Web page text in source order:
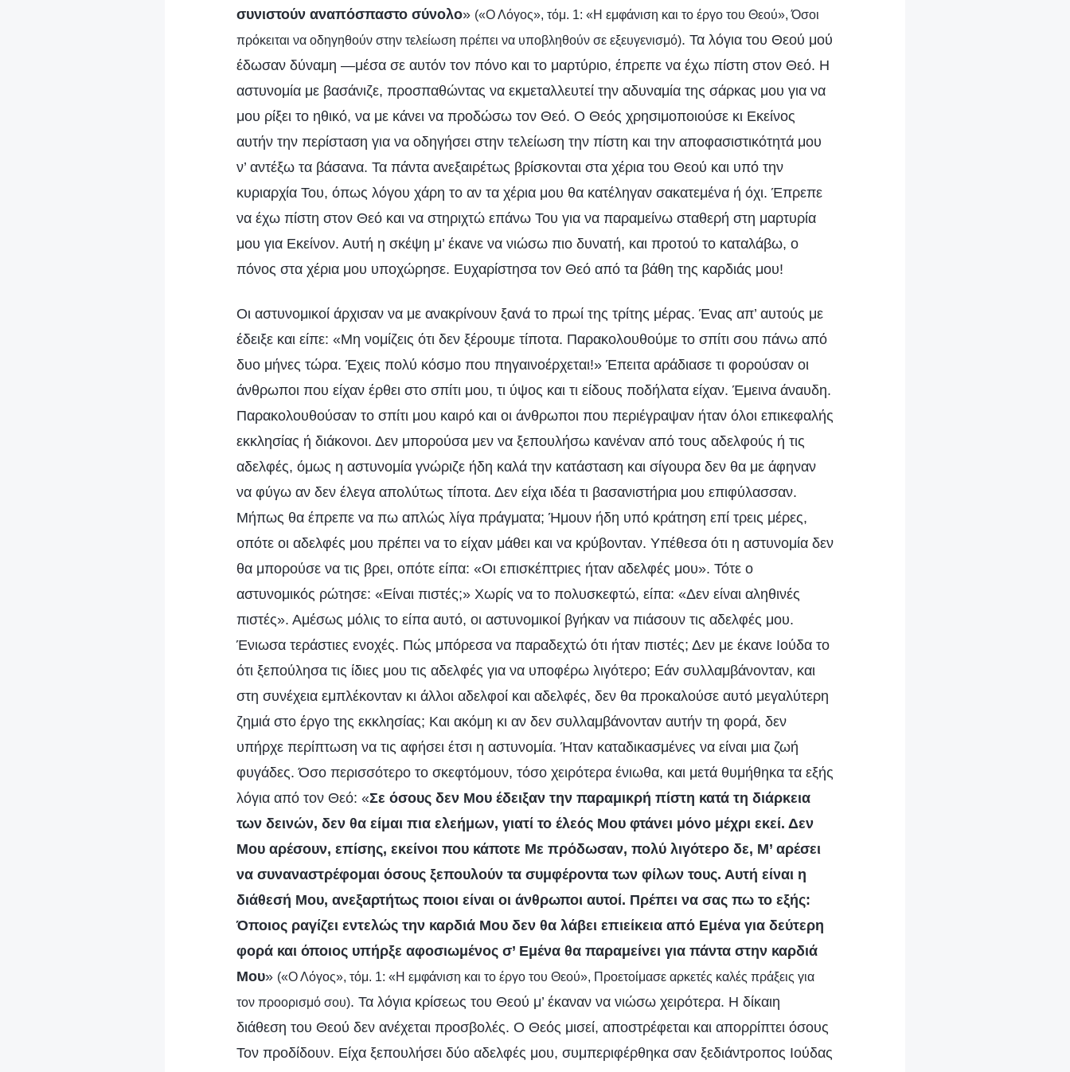
συνιστούν αναπόσπαστο σύνολο» («Ο Λόγος», τόμ. 1: «Η εμφάνιση και το έργο του Θεού», Όσοι
πρόκειται να οδηγηθούν στην τελείωση πρέπει να υποβληθούν σε εξευγενισμό). Τα λόγια του Θεού μού
έδωσαν δύναμη —μέσα σε αυτόν τον πόνο και το μαρτύριο, έπρεπε να έχω πίστη στον Θεό. Η
αστυνομία με βασάνιζε, προσπαθώντας να εκμεταλλευτεί την αδυναμία της σάρκας μου για να
μου ρίξει το ηθικό, να με κάνει να προδώσω τον Θεό. Ο Θεός χρησιμοποιούσε κι Εκείνος
αυτήν την περίσταση για να οδηγήσει στην τελείωση την πίστη και την αποφασιστικότητά μου
ν’ αντέξω τα βάσανα. Τα πάντα ανεξαιρέτως βρίσκονται στα χέρια του Θεού και υπό την
κυριαρχία Του, όπως λόγου χάρη το αν τα χέρια μου θα κατέληγαν σακατεμένα ή όχι. Έπρεπε
να έχω πίστη στον Θεό και να στηριχτώ επάνω Του για να παραμείνω σταθερή στη μαρτυρία
μου για Εκείνον. Αυτή η σκέψη μ’ έκανε να νιώσω πιο δυνατή, και προτού το καταλάβω, ο
πόνος στα χέρια μου υποχώρησε. Ευχαρίστησα τον Θεό από τα βάθη της καρδιάς μου!
Οι αστυνομικοί άρχισαν να με ανακρίνουν ξανά το πρωί της τρίτης μέρας. Ένας απ’ αυτούς με
έδειξε και είπε: «Μη νομίζεις ότι δεν ξέρουμε τίποτα. Παρακολουθούμε το σπίτι σου πάνω από
δυο μήνες τώρα. Έχεις πολύ κόσμο που πηγαινοέρχεται!» Έπειτα αράδιασε τι φορούσαν οι
άνθρωποι που είχαν έρθει στο σπίτι μου, τι ύψος και τι είδους ποδήλατα είχαν. Έμεινα άναυδη.
Παρακολουθούσαν το σπίτι μου καιρό και οι άνθρωποι που περιέγραψαν ήταν όλοι επικεφαλής
εκκλησίας ή διάκονοι. Δεν μπορούσα μεν να ξεπουλήσω κανέναν από τους αδελφούς ή τις
αδελφές, όμως η αστυνομία γνώριζε ήδη καλά την κατάσταση και σίγουρα δεν θα με άφηναν
να φύγω αν δεν έλεγα απολύτως τίποτα. Δεν είχα ιδέα τι βασανιστήρια μου επιφύλασσαν.
Μήπως θα έπρεπε να πω απλώς λίγα πράγματα; Ήμουν ήδη υπό κράτηση επί τρεις μέρες,
οπότε οι αδελφές μου πρέπει να το είχαν μάθει και να κρύβονταν. Υπέθεσα ότι η αστυνομία δεν
θα μπορούσε να τις βρει, οπότε είπα: «Οι επισκέπτριες ήταν αδελφές μου». Τότε ο
αστυνομικός ρώτησε: «Είναι πιστές;» Χωρίς να το πολυσκεφτώ, είπα: «Δεν είναι αληθινές
πιστές». Αμέσως μόλις το είπα αυτό, οι αστυνομικοί βγήκαν να πιάσουν τις αδελφές μου.
Ένιωσα τεράστιες ενοχές. Πώς μπόρεσα να παραδεχτώ ότι ήταν πιστές; Δεν με έκανε Ιούδα το
ότι ξεπούλησα τις ίδιες μου τις αδελφές για να υποφέρω λιγότερο; Εάν συλλαμβάνονταν, και
στη συνέχεια εμπλέκονταν κι άλλοι αδελφοί και αδελφές, δεν θα προκαλούσε αυτό μεγαλύτερη
ζημιά στο έργο της εκκλησίας; Και ακόμη κι αν δεν συλλαμβάνονταν αυτήν τη φορά, δεν
υπήρχε περίπτωση να τις αφήσει έτσι η αστυνομία. Ήταν καταδικασμένες να είναι μια ζωή
φυγάδες. Όσο περισσότερο το σκεφτόμουν, τόσο χειρότερα ένιωθα, και μετά θυμήθηκα τα εξής
λόγια από τον Θεό: «Σε όσους δεν Μου έδειξαν την παραμικρή πίστη κατά τη διάρκεια
των δεινών, δεν θα είμαι πια ελεήμων, γιατί το έλεός Μου φτάνει μόνο μέχρι εκεί. Δεν
Μου αρέσουν, επίσης, εκείνοι που κάποτε Με πρόδωσαν, πολύ λιγότερο δε, Μ’ αρέσει
να συναναστρέφομαι όσους ξεπουλούν τα συμφέροντα των φίλων τους. Αυτή είναι η
διάθεσή Μου, ανεξαρτήτως ποιοι είναι οι άνθρωποι αυτοί. Πρέπει να σας πω το εξής:
Όποιος ραγίζει εντελώς την καρδιά Μου δεν θα λάβει επιείκεια από Εμένα για δεύτερη
φορά και όποιος υπήρξε αφοσιωμένος σ’ Εμένα θα παραμείνει για πάντα στην καρδιά
Μου» («Ο Λόγος», τόμ. 1: «Η εμφάνιση και το έργο του Θεού», Προετοίμασε αρκετές καλές πράξεις για
τον προορισμό σου). Τα λόγια κρίσεως του Θεού μ’ έκαναν να νιώσω χειρότερα. Η δίκαιη
διάθεση του Θεού δεν ανέχεται προσβολές. Ο Θεός μισεί, αποστρέφεται και απορρίπτει όσους
Τον προδίδουν. Είχα ξεπουλήσει δύο αδελφές μου, συμπεριφέρθηκα σαν ξεδιάντροπος Ιούδας